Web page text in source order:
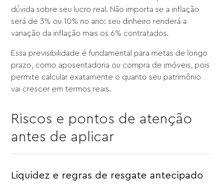
dúvida sobre seu lucro real. Não importa se a inflação
será de 3% ou 10% no ano: seu dinheiro renderá a
variação da inflação mais os 6% contratados.
Essa previsibilidade é fundamental para metas de longo
prazo, como aposentadoria ou compra de imóveis, pois
permite calcular exatamente o quanto seu patrimônio
vai crescer em termos reais.
Riscos e pontos de atenção
antes de aplicar
Liquidez e regras de resgate antecipado